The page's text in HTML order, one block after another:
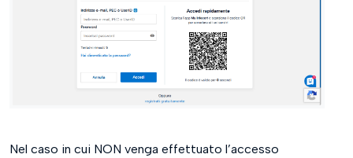
Nel caso in cui NON venga effettuato l’accesso